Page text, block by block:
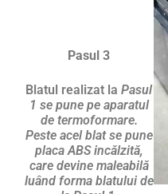
Pasul 3
Blatul realizat la Pasul
1 se pune pe aparatul
de termoformare.
Peste acel blat se pune
placa ABS incălzită,
care devine maleabilă
luând forma blatului de